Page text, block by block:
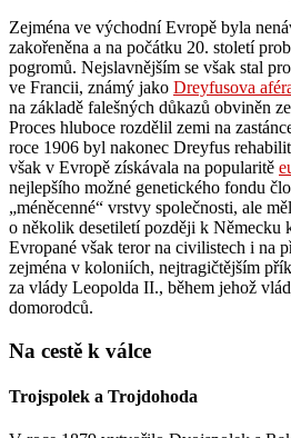
Zejména ve východní Evropě byla
zakořeněna a na počátku 20. století
pogromů. Nejslavnějším se však stal
ve Francii, známý jako Dreyfusova
na základě falešných důkazů obviněn
Proces hluboce rozdělil zemi na
roce 1906 byl nakonec Dreyfus
však v Evropě získávala na popularitě
nejlepšího možné genetického fondu
„méněcenné“ vrstvy společnosti, ale
o několik desetiletí později k Německu
Evropané však teror na civilistech i na
zejména v koloniích, nejtragičtějším
za vlády Leopolda II., během jehož
domorodců.
Na cestě k válce
Trojspolek a Trojdohoda